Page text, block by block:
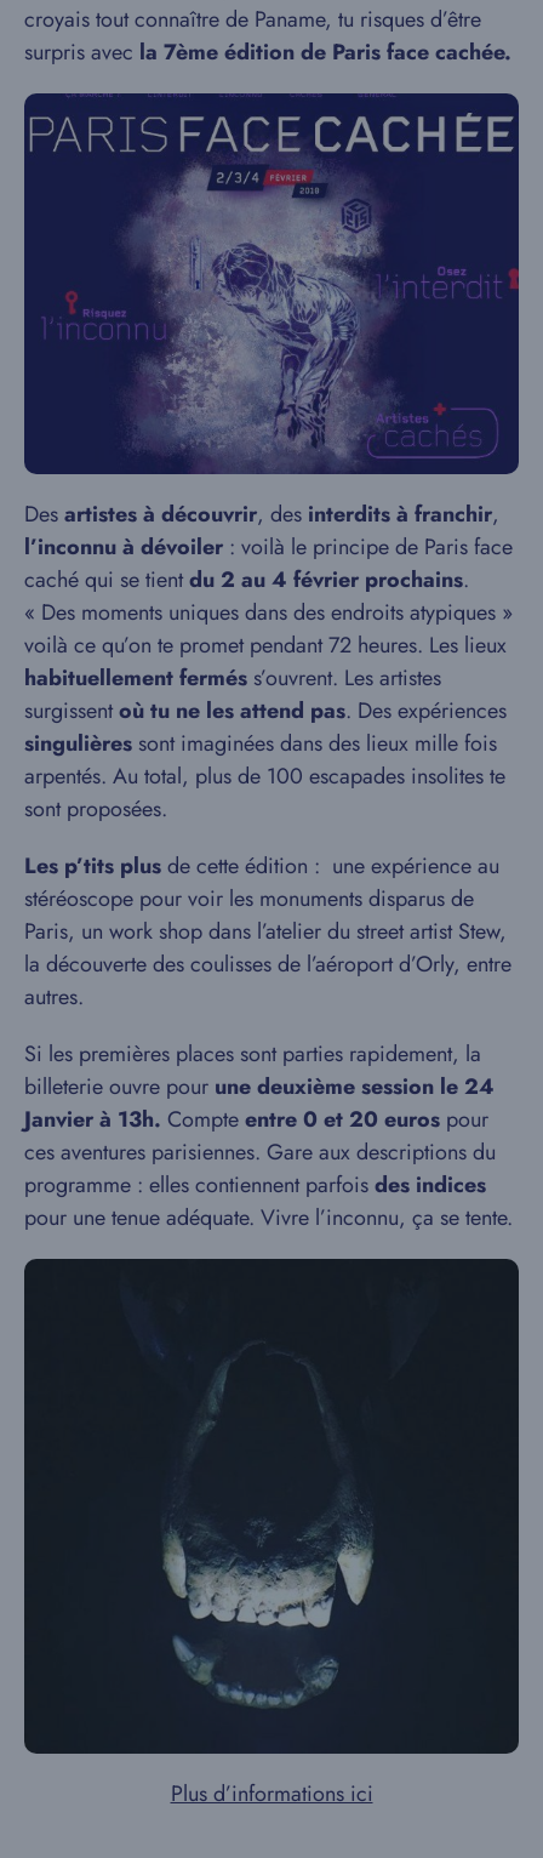
croyais tout connaître de Paname, tu risques d’être
surpris avec la 7ème édition de Paris face cachée.
Desartistes à découvrir, des interdits à franchir,
l’inconnu à dévoiler : voilà le principe de Paris face
caché qui se tientdu 2 au 4 février prochains.
« Des moments uniques dans des endroits atypiques »
voilà ce qu’on te promet pendant 72 heures. Les lieux
habituellement fermés s’ouvrent. Les artistes
surgissentoù tu ne les attend pas. Des expériences
singulières sont imaginées dans des lieux mille fois
arpentés. Au total, plus de 100 escapades insolites te
sont proposées.
Les p’tits plusde cette édition : une expérience au
stéréoscope pour voir les monuments disparus de
Paris, un work shop dans l’atelier du street artist Stew,
la découverte des coulisses de l’aéroport d’Orly, entre
autres.
Si les premières places sont parties rapidement, la
billeterie ouvre pour une deuxième session le 24
Janvier à 13h. Compteentre 0 et 20 euros pour
ces aventures parisiennes. Gare aux descriptions du
programme : elles contiennent parfoisdes indices
pour une tenue adéquate. Vivre l’inconnu, ça se tente.
Plus d’informations ici